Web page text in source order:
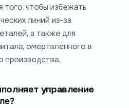
того, чтобы избежать
линий из-за
а также для
омертвленного в
производства.
управление